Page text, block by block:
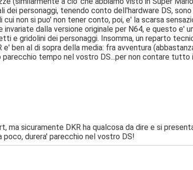
dei personaggi, tenendo conto dell'hardware DS,
non si puo' non tener conto, poi, e' la scarsa
dalla versione originale per N64, e questo e'
e gridolini dei personaggi. Insomma, un reparto
ben al di sopra della media: fra avventura
tempo nel vostro DS...per non contare
sicuramente DKR ha qualcosa da dire e si
durera' parecchio nel vostro DS!